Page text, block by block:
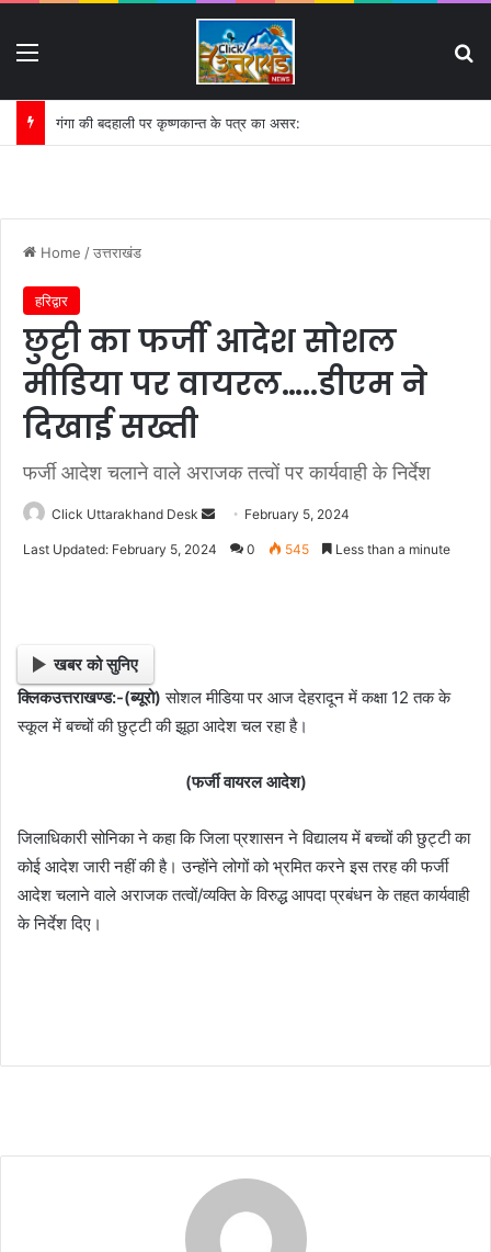
इमलीखेड़ा में जल खंडित होने पर भड़के कांवड़िए:
Home /उत्तराखंड
हरिद्वार
छुट्टी का फर्जी आदेश सोशल
मीडिया पर वायरल…..डीएम ने
दिखाई सख्ती
फर्जी आदेश चलाने वाले अराजक तत्वों पर कार्यवाही के निर्देश
Click Uttarakhand Desk
m
a
l
February 5, 2024
Last Updated: February 5, 2024 0 545 Less than a minute
खबर को सुनिए
क्लिकउत्तराखण्ड:-(ब्यूरो) सोशल मीडिया पर आज देहरादून में कक्षा 12 तक के
स्कूल में बच्चों की छुट्टी की झूठा आदेश चल रहा है।
(फर्जी वायरल आदेश)
जिलाधिकारी सोनिका ने कहा कि जिला प्रशासन ने विद्यालय में बच्चों की छुट्टी का
कोई आदेश जारी नहीं की है। उन्होंने लोगों को भ्रमित करने इस तरह की फर्जी
आदेश चलाने वाले अराजक तत्वों/व्यक्ति के विरुद्ध आपदा प्रबंधन के तहत कार्यवाही
के निर्देश दिए।